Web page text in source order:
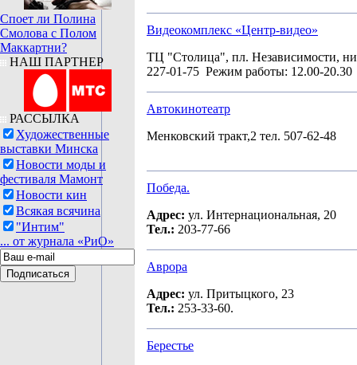
Споет ли Полина
Смолова с Полом
Маккартни?
НАШ ПАРТНЕР
РАССЫЛКА
Художественные
выставки Минска
Новости моды и
фестиваля Мамонт
Новости кин
Всякая всячина
"Интим"
... от журнала «РиО»
Видеокомплекс «Центр-видео»
ТЦ "Столица", пл. Независимости,
227-01-75 Режим работы: 12.00-20.30
Автокинотеатр
Менковский тракт,2 тел. 507-62-48
Победа.
Адрес: ул. Интернациональная, 20
Тел.: 203-77-66
Аврора
Адрес: ул. Притыцкого, 23
Тел.: 253-33-60.
Берестье